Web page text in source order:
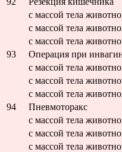
с массой тела
с массой тела
с массой тела
93
Операция при
с массой тела
с массой тела
с массой тела
94
Пневмоторакс
с массой тела
с массой тела
с массой тела